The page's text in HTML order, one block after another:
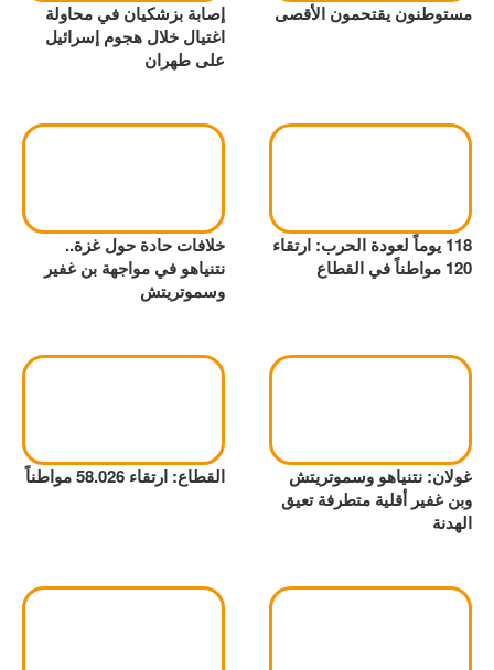
مستوطنون يقتحمون الأقصى
إصابة بزشكيان في محاولة
اغتيال خلال هجوم إسرائيل
على طهران
118 يوماً لعودة الحرب: ارتقاء
120 مواطناً في القطاع
خلافات حادة حول غزة..
نتنياهو في مواجهة بن غفير
وسموتريتش
غولان: نتنياهو وسموتريتش
وبن غفير أقلية متطرفة تعيق
الهدنة
القطاع: ارتقاء 58.026 مواطناً